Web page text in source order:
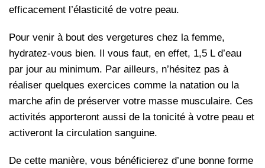
efficacement l’élasticité de votre peau.
Pour venir à bout des vergetures chez la femme,
hydratez-vous bien. Il vous faut, en effet, 1,5 L d’eau
par jour au minimum. Par ailleurs, n’hésitez pas à
réaliser quelques exercices comme la natation ou la
marche afin de préserver votre masse musculaire. Ces
activités apporteront aussi de la tonicité à votre peau et
activeront la circulation sanguine.
De cette manière, vous bénéficierez d’une bonne forme